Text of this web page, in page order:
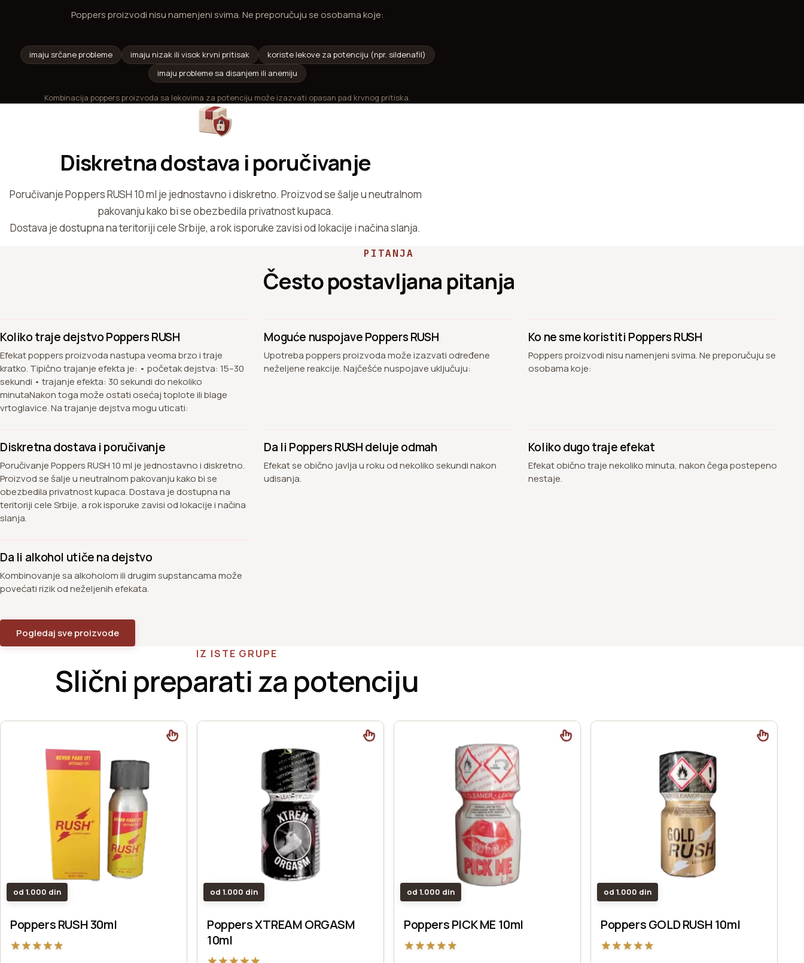
Poppers proizvodi nisu namenjeni svima. Ne preporučuju se osobama koje:
imaju srčane probleme imaju nizak ili visok krvni pritisak
koriste lekove za potenciju (npr. sildenafil)
imaju probleme sa disanjem ili anemiju
Kombinacija poppers proizvoda sa lekovima za potenciju može izazvati opasan pad krvnog pritiska.
Diskretna dostava i poručivanje
Poručivanje Poppers RUSH 10 ml je jednostavno i diskretno. Proizvod se šalje u neutralnom
pakovanju kako bi se obezbedila privatnost kupaca.
Dostava je dostupna na teritoriji cele Srbije, a rok isporuke zavisi od lokacije i načina slanja.
PITANJA
Često postavljana pitanja
Koliko traje dejstvo Poppers RUSH
Efekat poppers proizvoda nastupa veoma brzo i traje
kratko. Tipično trajanje efekta je: • početak dejstva: 15–30
sekundi • trajanje efekta: 30 sekundi do nekoliko
minutaNakon toga može ostati osećaj toplote ili blage
vrtoglavice. Na trajanje dejstva mogu uticati:
Moguće nuspojave Poppers RUSH
Upotreba poppers proizvoda može izazvati određene
neželjene reakcije. Najčešće nuspojave uključuju:
Ko ne sme koristiti Poppers RUSH
Poppers proizvodi nisu namenjeni svima. Ne preporučuju se
osobama koje:
Diskretna dostava i poručivanje
Poručivanje Poppers RUSH 10 ml je jednostavno i diskretno.
Proizvod se šalje u neutralnom pakovanju kako bi se
obezbedila privatnost kupaca. Dostava je dostupna na
teritoriji cele Srbije, a rok isporuke zavisi od lokacije i načina
slanja.
Da li Poppers RUSH deluje odmah
Efekat se obično javlja u roku od nekoliko sekundi nakon
udisanja.
Koliko dugo traje efekat
Efekat obično traje nekoliko minuta, nakon čega postepeno
nestaje.
Da li alkohol utiče na dejstvo
Kombinovanje sa alkoholom ili drugim supstancama može
povećati rizik od neželjenih efekata.
Pogledaj sve proizvode
IZ ISTE GRUPE
Slični preparati za potenciju
od 1.000 din
Poppers RUSH 30ml
★★★★★
od 1.000 din
Poppers XTREAM ORGASM
10ml
od 1.000 din
Poppers PICK ME 10ml
★★★★★
od 1.000 din
Poppers GOLD RUSH 10ml
★★★★★